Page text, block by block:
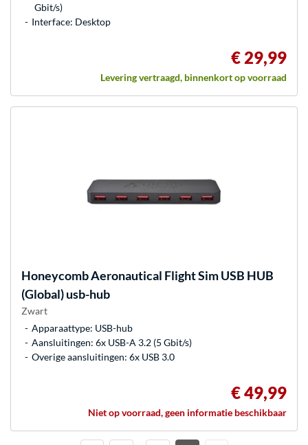
Gbit/s)
Interface: Desktop
€ 29,99
Levering vertraagd, binnenkort op voorraad
Honeycomb Aeronautical Flight Sim USB HUB
(Global) usb-hub
Zwart
Apparaattype: USB-hub
Aansluitingen: 6x USB-A 3.2 (5 Gbit/s)
Overige aansluitingen: 6x USB 3.0
€ 49,99
Niet op voorraad, geen informatie beschikbaar